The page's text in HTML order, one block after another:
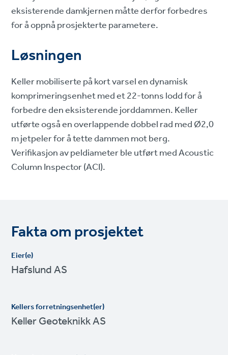
eksisterende damkjernen måtte derfor forbedres
for å oppnå prosjekterte parametere.
Løsningen
Keller mobiliserte på kort varsel en dynamisk
komprimeringsenhet med et 22-tonns lodd for å
forbedre den eksisterende jorddammen. Keller
utførte også en overlappende dobbel rad med Ø2,0
m jetpeler for å tette dammen mot berg.
Verifikasjon av peldiameter ble utført med Acoustic
Column Inspector (ACI).
Fakta om prosjektet
Eier(e)
Hafslund AS
Kellers forretningsenhet(er)
Keller Geoteknikk AS